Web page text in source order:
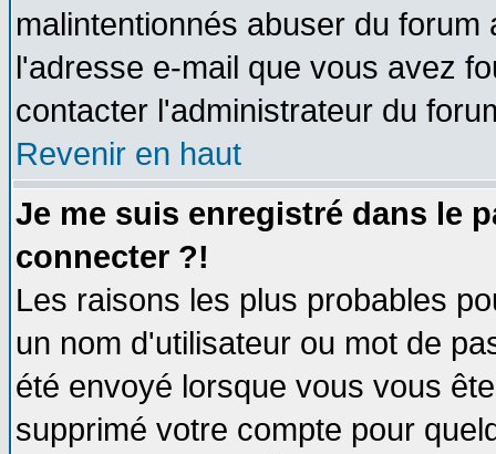
malintentionnés abuser du
l'adresse e-mail que vous avez
contacter l'administrateur du
Revenir en haut
Je me suis enregistré dans le
connecter ?!
Les raisons les plus probables
un nom d'utilisateur ou mot de
été envoyé lorsque vous vous
supprimé votre compte pour